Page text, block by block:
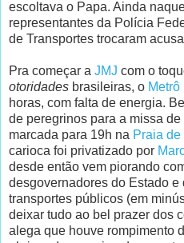
escoltava o Papa. Ainda
representantes da Polícia
de Transportes trocaram
Pra começar a JMJ com o
otoridades brasileiras, o Metrô
horas, com falta de energia.
de peregrinos para a missa
marcada para 19h na Praia
carioca foi privatizado por
desde então vem piorando
desgovernadores do Estado
transportes públicos (em
deixar tudo ao bel prazer dos
alega que houve rompimento